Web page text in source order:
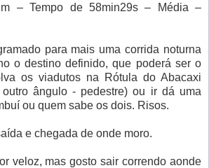
– Tempo de 58min29s – Média –
para mais uma corrida noturna
o destino definido, que poderá ser o
os viadutos na Rótula do Abacaxi
ângulo - pedestre) ou ir dá uma
ou quem sabe os dois. Risos.
e chegada de onde moro.
veloz, mas gosto sair correndo aonde